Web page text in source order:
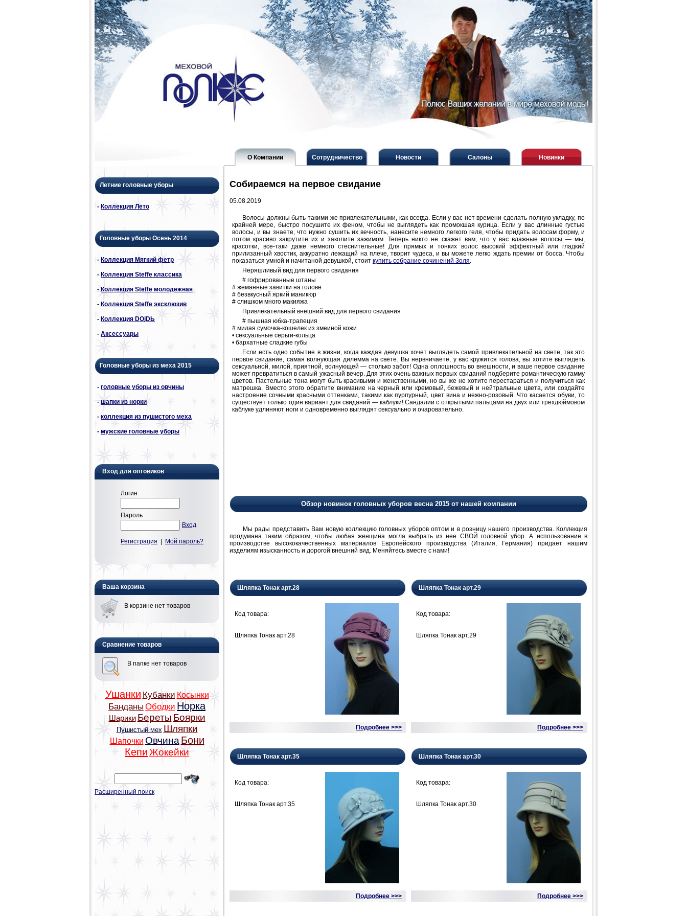
О Компании Сотрудничество Новости Салоны Новинки
Летние головные уборы
- Коллекция Лето
Головные уборы Осень 2014
- Коллекция Мягкий фетр
- Коллекция Steffe классика
-Коллекция Steffe молодежная
- Коллекция Steffe эксклюзив
- Коллекция DОjDЬ
- Аксессуары
Головные уборы из меха 2015
- головные уборы из овчины
-шапки из норки
- коллекция из пушистого меха
- мужские головные уборы
Вход для оптовиков
Логин
Пароль
Вход
Регистрация Мой пароль?
Ваша корзина
В корзине нет товаров
Сравнение товаров
В папке нет товаров
Ушанки Кубанки Косынки
Банданы Ободки Норка
Шарики Береты Боярки
Пушистый мех Шляпки
Шапочки Овчина Бони
Кепи Жокейки
Расширенный поиск
Собираемся на первое свидание
05.08.2019
Волосы должны быть такими же привлекательными, как всегда. Если у вас нет времени сделать полную укладку, по
крайней мере, быстро посушите их феном, чтобы не выглядеть как промокшая курица. Если у вас длинные густые
волосы, и вы знаете, что нужно сушить их вечность, нанесите немного легкого геля, чтобы придать волосам форму, и
потом красиво закрутите их и заколите зажимом. Теперь никто не скажет вам, что у вас влажные волосы — мы,
красотки, все-таки даже немного стеснительные! Для прямых и тонких волос высокий эффектный или гладкий
прилизанный хвостик, аккуратно лежащий на плече, творит чудеса, и вы можете легко ждать премии от босса. Чтобы
показаться умной и начитаной девушкой, стоит купить собрание сочинений Золя.
Неряшливый вид для первого свидания
# гофрированные штаны
# жеманные завитки на голове
# безвкусный яркий маникюр
# слишком много макияжа
Привлекательный внешний вид для первого свидания
# пышная юбка-трапеция
# милая сумочка-кошелек из змеиной кожи
• сексуальные серьги-кольца
• бархатные сладкие губы
Если есть одно событие в жизни, когда каждая девушка хочет выглядеть самой привлекательной на свете, так это
первое свидание, самая волнующая дилемма на свете. Вы нервничаете, у вас кружится голова, вы хотите выглядеть
сексуальной, милой, приятной, волнующей — столько забот! Одна оплошность во внешности, и ваше первое свидание
может превратиться в самый ужасный вечер. Для этих очень важных первых свиданий подберите романтическую гамму
цветов. Пастельные тона могут быть красивыми и женственными, но вы же не хотите перестараться и получиться как
матрешка. Вместо этого обратите внимание на черный или кремовый, бежевый и нейтральные цвета, или создайте
настроение сочными красными оттенками, такими как пурпурный, цвет вина и нежно-розовый. Что касается обуви, то
существует только один вариант для свиданий — каблуки! Сандалии с открытыми пальцами на двух или трехдюймовом
каблуке удлиняют ноги и одновременно выглядят сексуально и очаровательно.
Обзор новинок головных уборов весна 2015 от нашей компании
Мы рады представить Вам новую коллекцию головных уборов оптом и в розницу нашего производства. Коллекция
продумана таким образом, чтобы любая женщина могла выбрать из нее СВОЙ головной убор. А использование в
производстве высококачественных материалов Европейского производства (Италия, Германия) придает нашим
изделиям изысканность и дорогой внешний вид. Меняйтесь вместе с нами!
Шляпка Тонак арт.28
Код товара:
Шляпка Тонак арт.28
Подробнее >>>
Шляпка Тонак арт.29
Код товара:
Шляпка Тонак арт.29
Подробнее >>>
Шляпка Тонак арт.35
Код товара:
Шляпка Тонак арт.35
Подробнее >>>
Шляпка Тонак арт.30
Код товара:
Шляпка Тонак арт.30
Подробнее >>>